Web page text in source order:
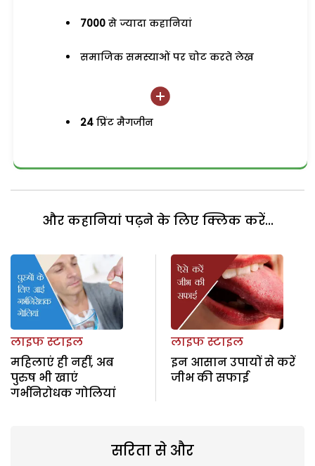
7000 से ज्यादा कहानियां
समाजिक समस्याओं पर चोट करते लेख
24 प्रिंट मैगजीन
और कहानियां पढ़ने के लिए क्लिक करें...
लाइफ स्टाइल
महिलाएं ही नहीं, अब
पुरुष भी खाएं
गर्भनिरोधक गोलियां
लाइफ स्टाइल
इन आसान उपायों से करें
जीभ की सफाई
सरिता से और